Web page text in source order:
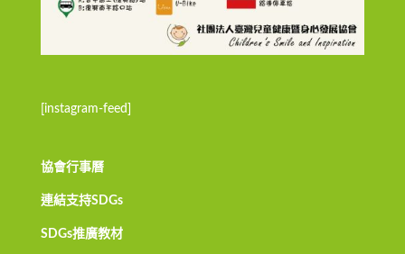
[instagram-feed]
協會行事曆
連結支持SDGs
SDGs推廣教材